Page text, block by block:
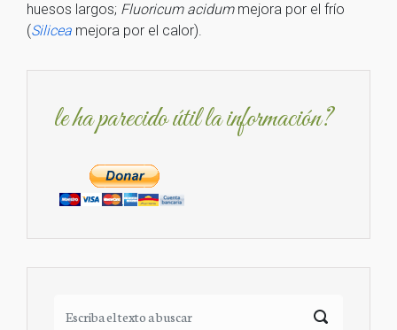
huesos largos; Fluoricum acidummejora por el frío
(Silicea mejora por el calor).
le ha parecido útil la información?